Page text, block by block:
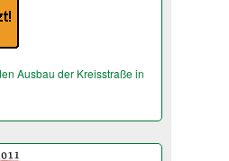
Ausbau der Kreisstraße in